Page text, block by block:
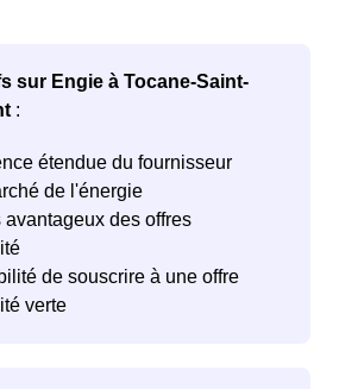
sur Engie à Tocane-Saint-
:
étendue du fournisseur
de l'énergie
avantageux des offres
de souscrire à une offre
verte